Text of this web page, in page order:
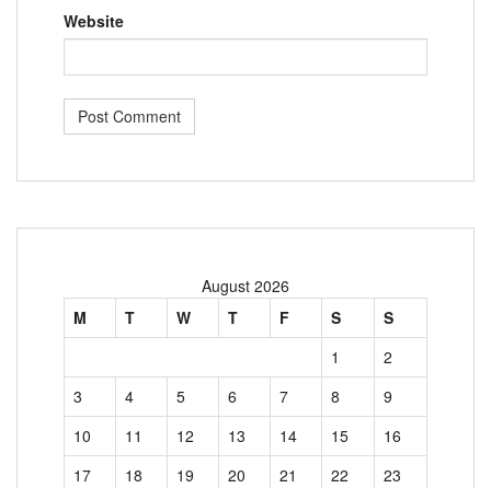
Website
August 2026
M
T W T F S
S
1
2
3
4 5 6 7 8
9
10
11 12 13 14 15
16
17
18 19 20 21 22
23